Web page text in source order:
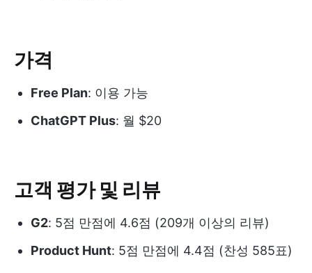
가격
Free Plan: 이용 가능
ChatGPT Plus: 월 $20
고객 평가 및 리뷰
G2: 5점 만점에 4.6점 (209개 이상의 리뷰)
Product Hunt: 5점 만점에 4.4점 (찬성 585표)